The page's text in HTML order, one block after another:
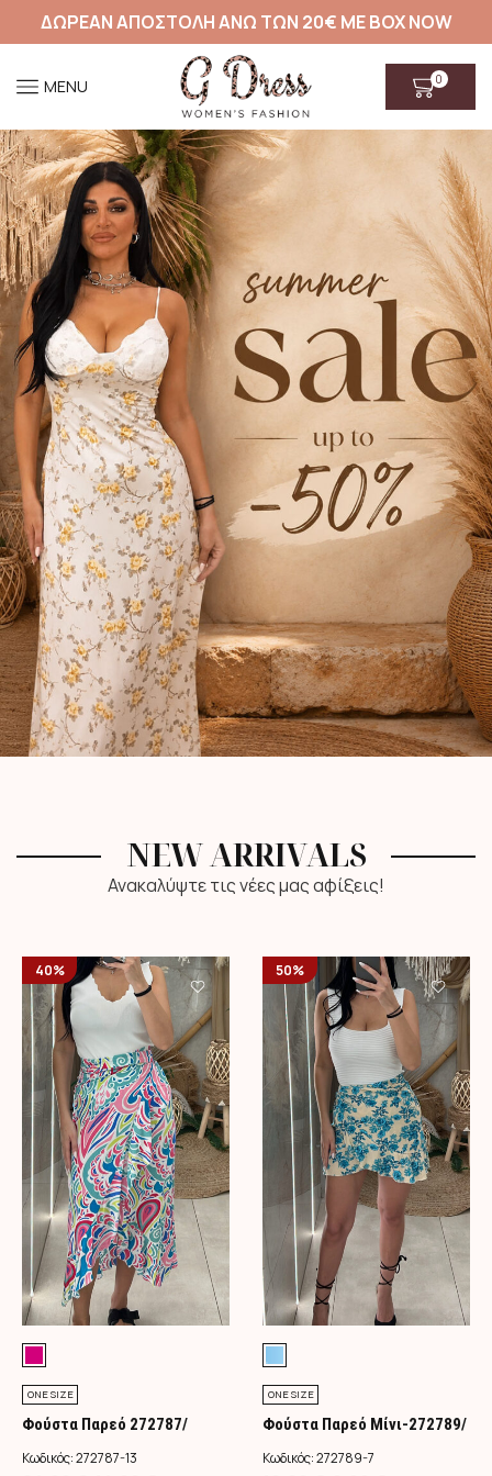
ΔΩΡΕΑΝ ΑΠΟΣΤΟΛΗ ΑΝΩ ΤΩΝ 20€ ΜΕ BOX NOW
MENU 0
NEW ARRIVALS
Ανακαλύψτε τις νέες μας αφίξεις!
40%
ONE SIZE
Φούστα Παρεό 272787/
Φούξια
Κωδικός:272787-13
50%
ONE SIZE
Φούστα Παρεό Μίνι-272789/
Τιρκουάζ
Κωδικός:272789-7